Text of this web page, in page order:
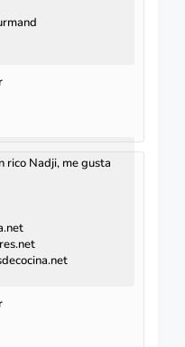
rico Nadji, me gusta